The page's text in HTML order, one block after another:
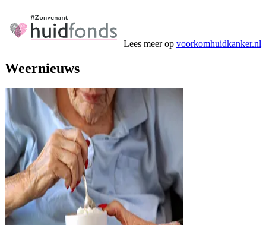
Lees meer op voorkomhuidkanker.nl
Weernieuws